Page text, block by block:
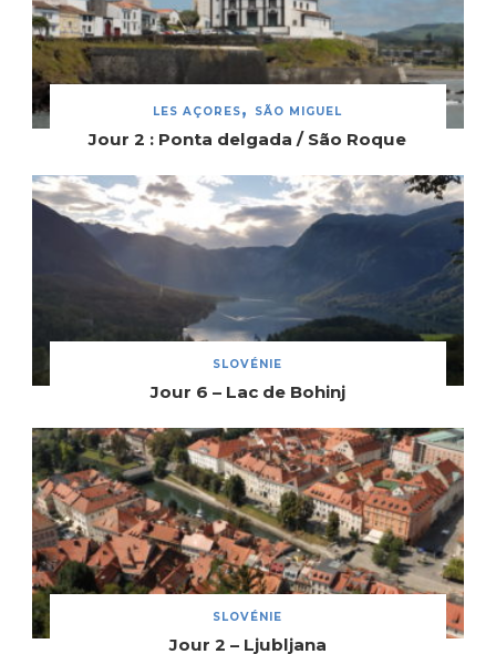
LES AÇORES SÃO MIGUEL
Jour 2 : Ponta delgada / São Roque
SLOVÉNIE
Jour 6 – Lac de Bohinj
SLOVÉNIE
Jour 2 – Ljubljana